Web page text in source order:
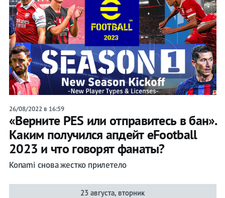
26/08/2022 в 16:59
«Верните PES или отправитесь в бан».
Каким получился апдейт eFootball
2023 и что говорят фанаты?
Konami снова жестко прилетело
23 августа, вторник